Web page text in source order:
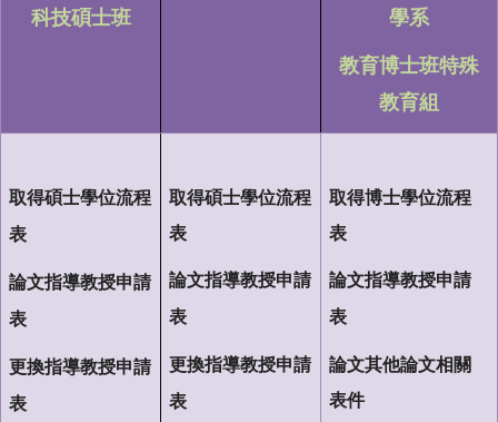
科技碩士班
學系
教育博士班特殊
教育組
取得碩士學位流程
表
論文指導教授申請
表
更換指導教授申請
表
取得碩士學位流程
表
論文指導教授申請
表
更換指導教授申請
表
取得博士學位流程
表
論文指導教授申請
表
論文其他論文相關
表件